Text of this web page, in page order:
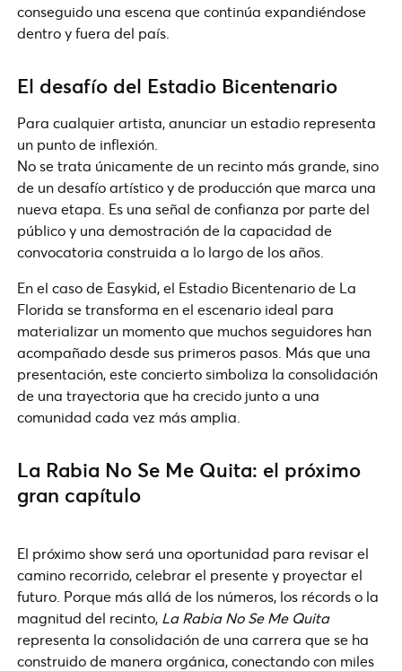
conseguido una escena que continúa expandiéndose
dentro y fuera del país.
El desafío del Estadio Bicentenario
Para cualquier artista, anunciar un estadio representa
un punto de inflexión.
No se trata únicamente de un recinto más grande, sino
de un desafío artístico y de producción que marca una
nueva etapa. Es una señal de confianza por parte del
público y una demostración de la capacidad de
convocatoria construida a lo largo de los años.
En el caso de Easykid, el Estadio Bicentenario de La
Florida se transforma en el escenario ideal para
materializar un momento que muchos seguidores han
acompañado desde sus primeros pasos. Más que una
presentación, este concierto simboliza la consolidación
de una trayectoria que ha crecido junto a una
comunidad cada vez más amplia.
La Rabia No Se Me Quita: el próximo
gran capítulo
El próximo show será una oportunidad para revisar el
camino recorrido, celebrar el presente y proyectar el
futuro. Porque más allá de los números, los récords o la
magnitud del recinto, La Rabia No Se Me Quita
representa la consolidación de una carrera que se ha
construido de manera orgánica, conectando con miles